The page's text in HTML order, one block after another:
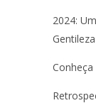
2024: